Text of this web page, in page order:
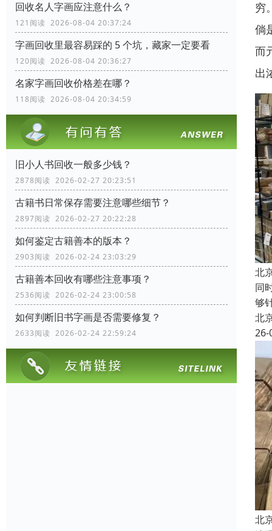
回收名人字画应注意什么？
121阅读 2026-08-04 20:37:24
字画回收里最容易踩的 5 个坑，藏家一定要看
120阅读 2026-08-04 20:36:27
名家字画回收价格差在哪？
118阅读 2026-08-04 20:34:59
旧小人书回收一般多少钱？
2878阅读 2026-02-27 20:23:51
古籍书日常保存需要注意哪些细节？
2897阅读 2026-02-27 20:22:28
如何鉴定古籍善本的版本？
2903阅读 2026-02-24 23:03:29
古籍善本回收有哪些注意事项？
2536阅读 2026-02-24 23:00:58
如何判断旧书字画是否需要修复？
2633阅读 2026-02-24 22:59:24
穷
倘
而
出
北
同
够
北
26-
北